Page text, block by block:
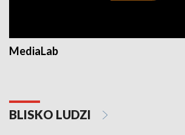
MediaLab
BLISKO LUDZI